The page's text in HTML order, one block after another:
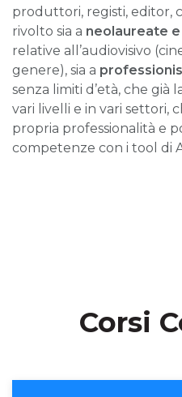
produttori, registi, editor,
rivolto sia a neolaureate
relative all’audiovisivo
genere), sia a
senza limiti d’età, che già
vari livelli e in vari settori,
propria professionalità e
competenze con i tool di
Corsi